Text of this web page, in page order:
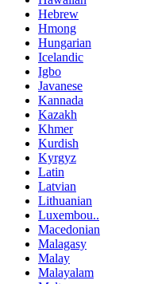
Hebrew
Hmong
Hungarian
Icelandic
Igbo
Javanese
Kannada
Kazakh
Khmer
Kurdish
Kyrgyz
Latin
Latvian
Lithuanian
Luxembou..
Macedonian
Malagasy
Malay
Malayalam